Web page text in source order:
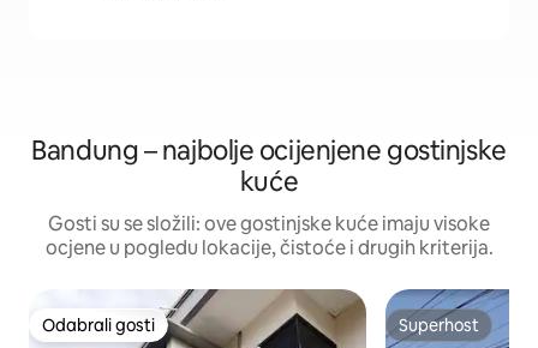
Bandung – najbolje ocijenjene gostinjske
kuće
Gosti su se složili: ove gostinjske kuće imaju visoke
ocjene u pogledu lokacije, čistoće i drugih kriterija.
Odabrali gosti
Odabrali gosti Superhost
Superhost